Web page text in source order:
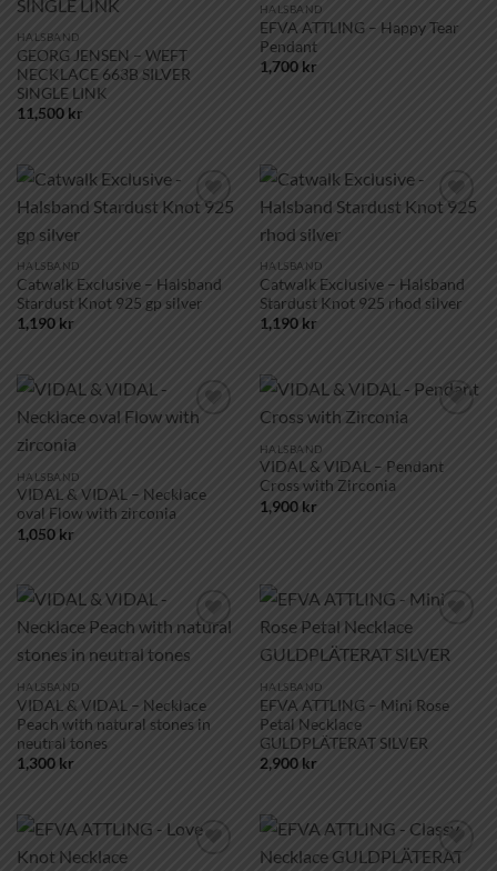
HALSBAND
GEORG JENSEN – WEFT
NECKLACE 663B SILVER
SINGLE LINK
11,500 kr
HALSBAND
EFVA ATTLING – Happy Tear
Pendant
1,700 kr
HALSBAND
Catwalk Exclusive – Halsband
Stardust Knot 925 gp silver
1,190 kr
HALSBAND
Catwalk Exclusive – Halsband
Stardust Knot 925 rhod silver
1,190 kr
HALSBAND
VIDAL & VIDAL – Necklace
oval Flow with zirconia
1,050 kr
HALSBAND
VIDAL & VIDAL – Pendant
Cross with Zirconia
1,900 kr
önskelistan!
HALSBAND
VIDAL & VIDAL – Necklace
Peach with natural stones in
neutral tones
1,300 kr
önskelistan!
HALSBAND
EFVA ATTLING – Mini Rose
Petal Necklace
GULDPLÄTERAT SILVER
2,900 kr